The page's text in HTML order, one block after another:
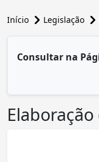
Início Legislação
Consultar na
Elaboração